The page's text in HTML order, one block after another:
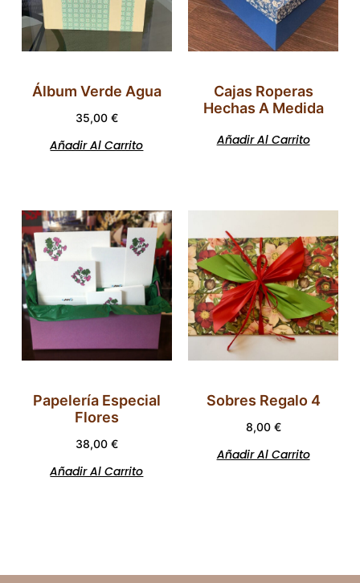
Álbum Verde Agua
35,00 €
Añadir Al Carrito
Cajas Roperas
Hechas A Medida
Añadir Al Carrito
Papelería Especial
Flores
38,00 €
Añadir Al Carrito
Sobres Regalo 4
8,00 €
Añadir Al Carrito